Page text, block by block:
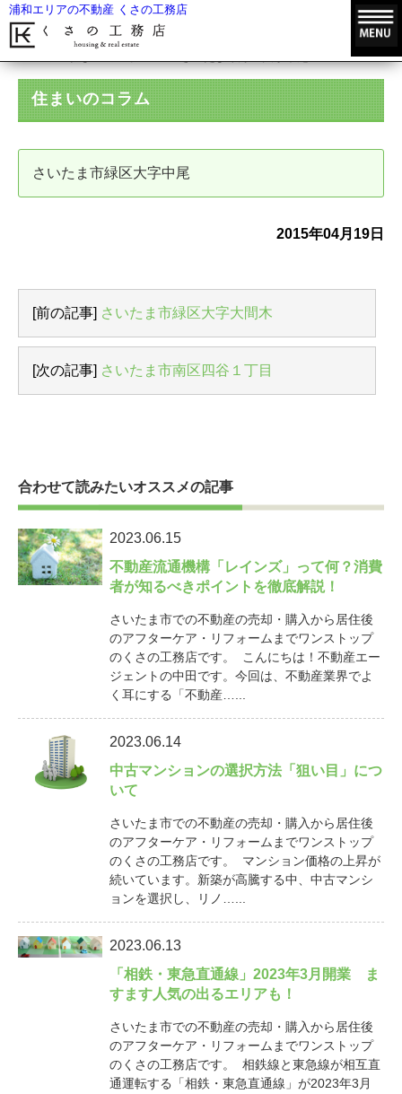
浦和エリアの不動産 くさの工務店
住まいのコラム
さいたま市緑区大字中尾
2015年04月19日
[前の記事] さいたま市緑区大字大間木
[次の記事] さいたま市南区四谷１丁目
合わせて読みたいオススメの記事
2023.06.15
不動産流通機構「レインズ」って何？消費
者が知るべきポイントを徹底解説！
さいたま市での不動産の売却・購入から居住後
のアフターケア・リフォームまでワンストップ
のくさの工務店です。 こんにちは！不動産エー
ジェントの中田です。今回は、不動産業界でよ
く耳にする「不動産…...
2023.06.14
中古マンションの選択方法「狙い目」につ
いて
さいたま市での不動産の売却・購入から居住後
のアフターケア・リフォームまでワンストップ
のくさの工務店です。 マンション価格の上昇が
続いています。新築が高騰する中、中古マンシ
ョンを選択し、リノ…...
2023.06.13
「相鉄・東急直通線」2023年3月開業 ま
すます人気の出るエリアも！
さいたま市での不動産の売却・購入から居住後
のアフターケア・リフォームまでワンストップ
のくさの工務店です。 相鉄線と東急線が相互直
通運転する「相鉄・東急直通線」が2023年3月